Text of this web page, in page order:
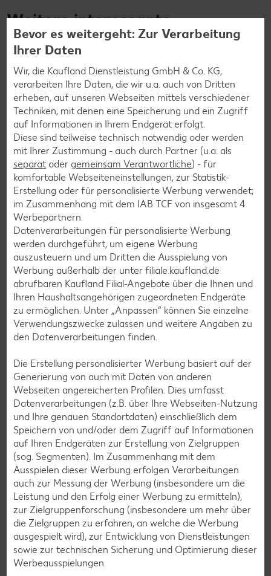
Weitere interessante
Rezeptkategorien
Burger-Rezepte
Pizza-Rezepte
Pasta-Rezepte
Sushi-Rezepte
Raclette-Rezepte
Flammkuchen-Rezepte
Frühstücksrezepte
Salat-Rezepte
Spargel-Rezepte
Fleisch-Rezepte
Fisch-Rezepte
Geflügel-Rezepte
Lamm-Rezepte
Grill-Rezepte
Muffin-Rezepte
Apfelkuchen-Rezepte
Schokokuchen-Rezepte
Torten-Rezepte
Eis-Rezepte
Pfannkuchen-Rezepte
Plätzchen-Rezepte
Bevor es weitergeht: Zur Verarbeitung
Ihrer Daten
Wir, die Kaufland Dienstleistung GmbH & Co. KG,
verarbeiten Ihre Daten, die wir u.a. auch von Dritten
erheben, auf unseren Webseiten mittels verschiedener
Techniken, mit denen eine Speicherung und ein Zugriff
auf Informationen in Ihrem Endgerät erfolgt.
Diese sind teilweise technisch notwendig oder werden
mit Ihrer Zustimmung - auch durch Partner (u.a. als
separat oder gemeinsam Verantwortliche) - für
komfortable Webseiteneinstellungen, zur Statistik-
Erstellung oder für personalisierte Werbung verwendet;
im Zusammenhang mit dem IAB TCF von insgesamt 4
Werbepartnern.
Datenverarbeitungen für personalisierte Werbung
werden durchgeführt, um eigene Werbung
auszusteuern und um Dritten die Ausspielung von
Werbung außerhalb der unter filiale.kaufland.de
abrufbaren Kaufland Filial-Angebote über die Ihnen und
Ihren Haushaltsangehörigen zugeordneten Endgeräte
zu ermöglichen. Unter „Anpassen“ können Sie einzelne
Verwendungszwecke zulassen und weitere Angaben zu
den Datenverarbeitungen finden.
Die Erstellung personalisierter Werbung basiert auf der
Generierung von auch mit Daten von anderen
Webseiten angereicherten Profilen. Dies umfasst
Datenverarbeitungen (z.B. über Ihre Webseiten-Nutzung
und Ihre genauen Standortdaten) einschließlich dem
Speichern von und/oder dem Zugriff auf Informationen
auf Ihren Endgeräten zur Erstellung von Zielgruppen
(sog. Segmenten). Im Zusammenhang mit dem
Ausspielen dieser Werbung erfolgen Verarbeitungen
auch zur Messung der Werbung (insbesondere um die
Leistung und den Erfolg einer Werbung zu ermitteln),
zur Zielgruppenforschung (insbesondere um mehr über
die Zielgruppen zu erfahren, an welche die Werbung
ausgespielt wird), zur Entwicklung von Dienstleistungen
sowie zur technischen Sicherung und Optimierung dieser
Werbeausspielungen.